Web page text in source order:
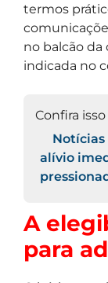
termos
no balcão da
indicada no
Confira
alívio
A
para